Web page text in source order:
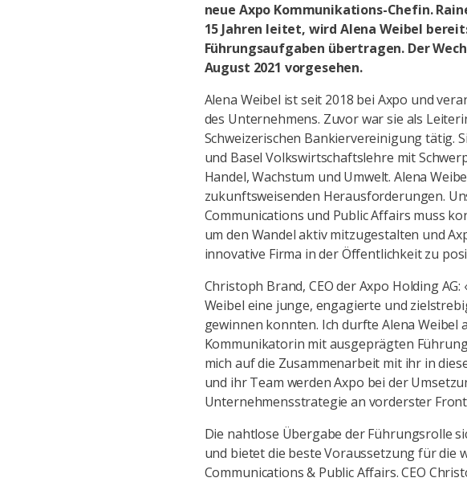
neue Axpo Kommunikations-Chefin.
15 Jahren leitet, wird Alena Weibel
Führungsaufgaben übertragen. Der
August 2021 vorgesehen.
Alena Weibel ist seit 2018 bei Axpo und
des Unternehmens. Zuvor war sie als
Schweizerischen Bankiervereinigung tätig.
und Basel Volkswirtschaftslehre mit
Handel, Wachstum und Umwelt. Alena
zukunftsweisenden Herausforderungen.
Communications und Public Affairs muss
um den Wandel aktiv mitzugestalten und
innovative Firma in der Öffentlichkeit zu
Christoph Brand, CEO der Axpo Holding
Weibel eine junge, engagierte und
gewinnen konnten. Ich durfte Alena Weibel
Kommunikatorin mit ausgeprägten
mich auf die Zusammenarbeit mit ihr in
und ihr Team werden Axpo bei der
Unternehmensstrategie an vorderster
Die nahtlose Übergabe der Führungsrolle
und bietet die beste Voraussetzung für die
Communications & Public Affairs. CEO